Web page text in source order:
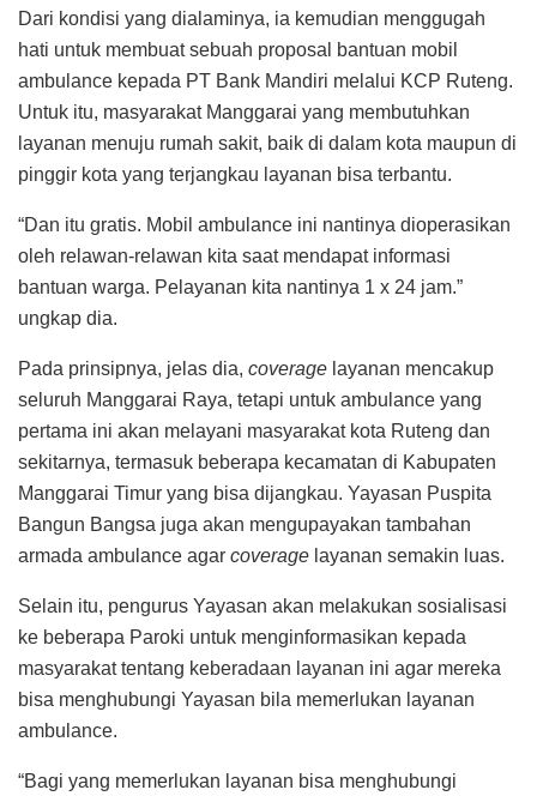
Dari kondisi yang dialaminya, ia kemudian menggugah
hati untuk membuat sebuah proposal bantuan mobil
ambulance kepada PT Bank Mandiri melalui KCP Ruteng.
Untuk itu, masyarakat Manggarai yang membutuhkan
layanan menuju rumah sakit, baik di dalam kota maupun di
pinggir kota yang terjangkau layanan bisa terbantu.
“Dan itu gratis. Mobil ambulance ini nantinya dioperasikan
oleh relawan-relawan kita saat mendapat informasi
bantuan warga. Pelayanan kita nantinya 1 x 24 jam.”
ungkap dia.
Pada prinsipnya, jelas dia, coverage layanan mencakup
seluruh Manggarai Raya, tetapi untuk ambulance yang
pertama ini akan melayani masyarakat kota Ruteng dan
sekitarnya, termasuk beberapa kecamatan di Kabupaten
Manggarai Timur yang bisa dijangkau. Yayasan Puspita
Bangun Bangsa juga akan mengupayakan tambahan
armada ambulance agar coverage layanan semakin luas.
Selain itu, pengurus Yayasan akan melakukan sosialisasi
ke beberapa Paroki untuk menginformasikan kepada
masyarakat tentang keberadaan layanan ini agar mereka
bisa menghubungi Yayasan bila memerlukan layanan
ambulance.
“Bagi yang memerlukan layanan bisa menghubungi